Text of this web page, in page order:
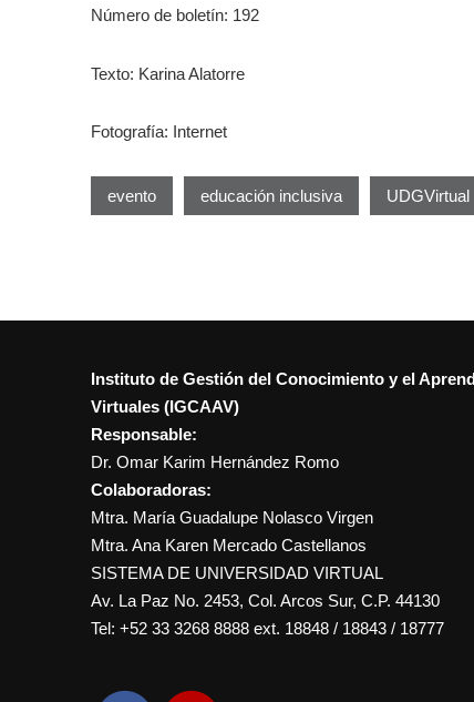
Número de boletín: 192
Texto: Karina Alatorre
Fotografía: Internet
evento educación inclusiva UDGVirtual
Instituto de Gestión del Conocimiento y el
Virtuales (IGCAAV)
Responsable:
Dr. Omar Karim Hernández Romo
Colaboradoras:
Mtra. María Guadalupe Nolasco Virgen
Mtra. Ana Karen Mercado Castellanos
SISTEMA DE UNIVERSIDAD VIRTUAL
Av. La Paz No. 2453, Col. Arcos Sur, C.P. 44130
Tel: +52 33 3268 8888‏ ext. 18848 / 18843 / 18777